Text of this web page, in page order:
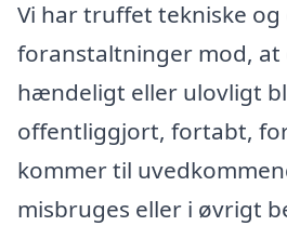
Vi har truffet tekniske
foranstaltninger mod,
hændeligt eller ulovligt
offentliggjort, fortabt,
kommer til
misbruges eller i øvrigt